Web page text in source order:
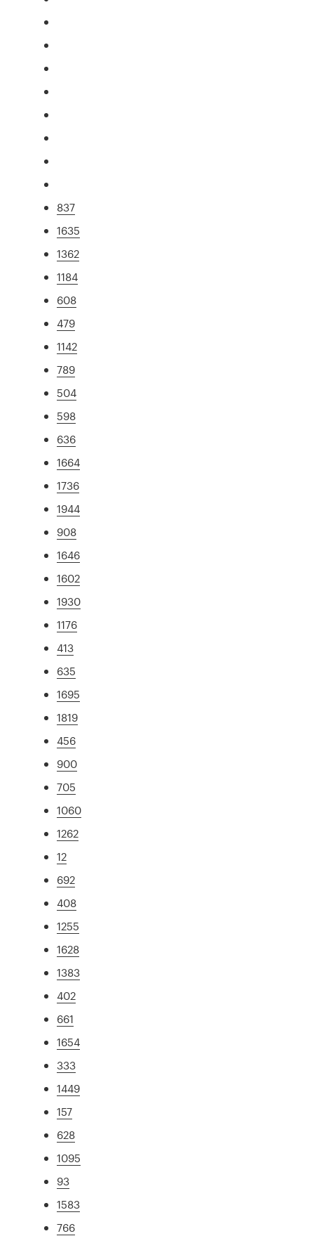
837
1635
1362
1184
608
479
1142
789
504
598
636
1664
1736
1944
908
1646
1602
1930
1176
413
635
1695
1819
456
900
705
1060
1262
12
692
408
1255
1628
1383
402
661
1654
333
1449
157
628
1095
93
1583
766